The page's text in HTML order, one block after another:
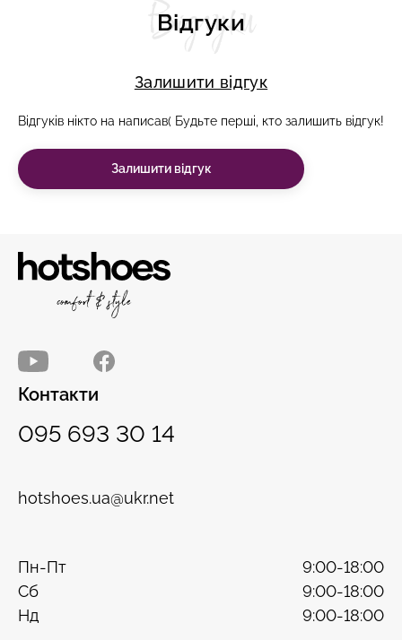
Відгуки
Відгуки
Залишити відгук
Відгуків нікто на написав( Будьте перші, кто залишить відгук!
Залишити відгук
Контакти
095 693 30 14
hotshoes.ua@ukr.net
Пн-Пт
9:00-18:00
Сб
9:00-18:00
Нд
9:00-18:00